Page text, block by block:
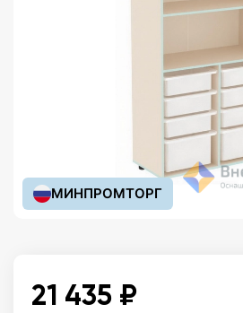
МИНПРОМТОРГ
21 435 ₽